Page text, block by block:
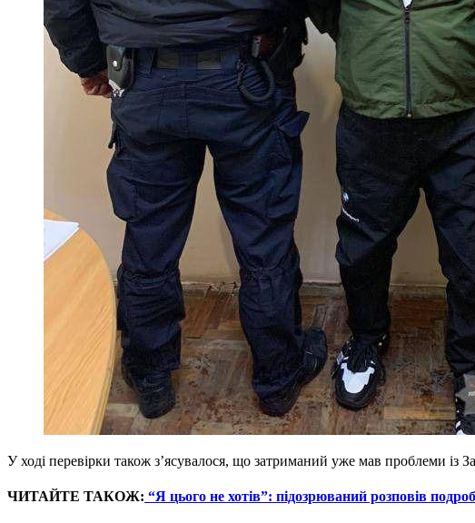
У ході перевірки також з’ясувалося, що затриманий уже мав проблеми із
ЧИТАЙТЕ ТАКОЖ: “Я цього не хотів”: підозрюваний розповів